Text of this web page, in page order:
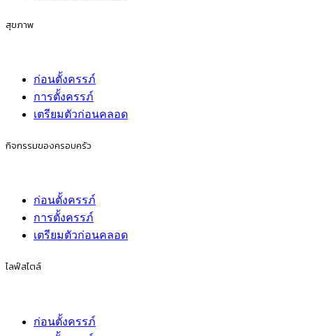
สุขภาพ
ก่อนตั้งครรภ์
การตั้งครรภ์
เตรียมตัวก่อนคลอด
กิจกรรมของครอบครัว
ก่อนตั้งครรภ์
การตั้งครรภ์
เตรียมตัวก่อนคลอด
ไลฟ์สไตล์
ก่อนตั้งครรภ์